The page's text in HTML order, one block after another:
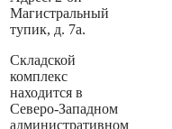
Магистральный
тупик, д. 7а.
Складской
комплекс
находится в
Северо-Западном
административном